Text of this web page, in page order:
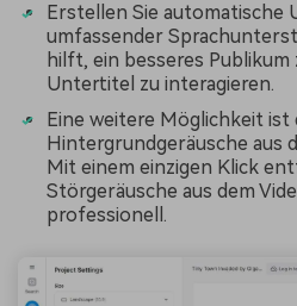
Erstellen Sie automatische
umfassender
hilft, ein besseres
Untertitel zu interagieren.
Eine weitere Möglichkeit
Hintergrundgeräusche aus
Mit einem einzigen Klick
Störgeräusche aus dem
professionell.